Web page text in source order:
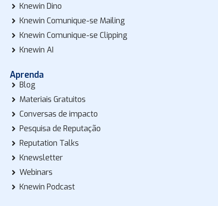
Knewin Dino
Knewin Comunique-se Mailing
Knewin Comunique-se Clipping
Knewin AI
Aprenda
Blog
Materiais Gratuitos
Conversas de impacto
Pesquisa de Reputação
Reputation Talks
Knewsletter
Webinars
Knewin Podcast